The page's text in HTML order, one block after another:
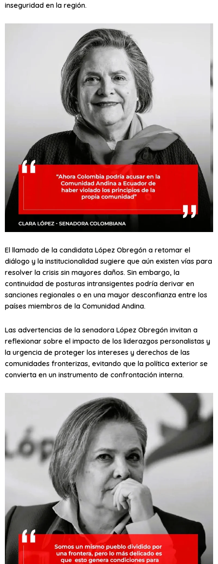
inseguridad en la región.
El llamado de la candidata López Obregón a retomar el
diálogo y la institucionalidad sugiere que aún existen vías para
resolver la crisis sin mayores daños. Sin embargo, la
continuidad de posturas intransigentes podría derivar en
sanciones regionales o en una mayor desconfianza entre los
países miembros de la Comunidad Andina.
Las advertencias de la senadora López Obregón invitan a
reflexionar sobre el impacto de los liderazgos personalistas y
la urgencia de proteger los intereses y derechos de las
comunidades fronterizas, evitando que la política exterior se
convierta en un instrumento de confrontación interna.